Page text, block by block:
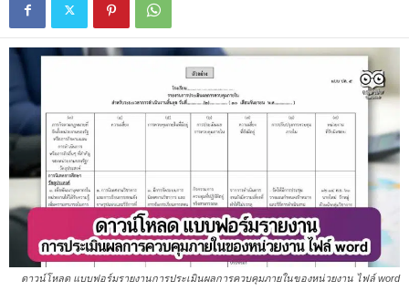
ดาวน์โหลด แบบฟอร์มรายงานการประเมินผลการควบคุมภายในของหน่วยงาน ไฟล์ word